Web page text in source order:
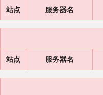
站点 服务器名
站点 服务器名